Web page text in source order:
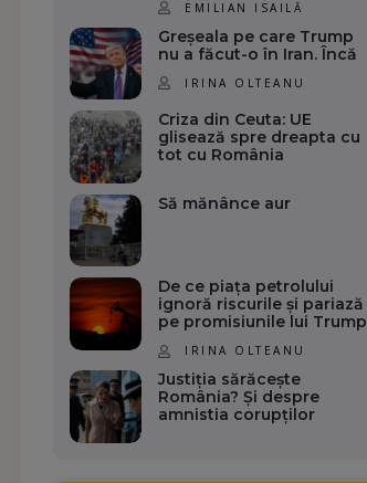
EMILIAN ISAILĂ
Greșeala pe care Trump
nu a făcut-o în Iran. Încă
IRINA OLTEANU
Criza din Ceuta: UE
glisează spre dreapta cu
tot cu România
Să mănânce aur
De ce piața petrolului
ignoră riscurile și pariază
pe promisiunile lui Trump
IRINA OLTEANU
Justiția sărăcește
România? Și despre
amnistia corupților